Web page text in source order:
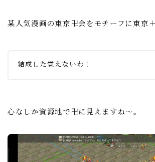
某人気漫画の東京卍会をモチーフに東京
結成した覚えないわ！
心なしか資源地で卍に見えますね～。